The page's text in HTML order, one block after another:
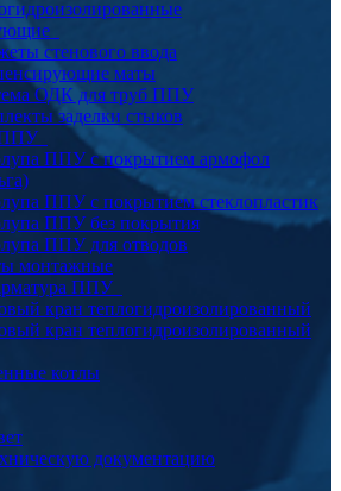
стенового ввода
маты
ОДК для труб ППУ
заделки стыков
ППУ
ППУ с покрытием армофол
ППУ с покрытием стеклопластик
ППУ без покрытия
ППУ для отводов
монтажные
ППУ
кран теплогидроизолированный
кран теплогидроизолированный
котлы
документацию